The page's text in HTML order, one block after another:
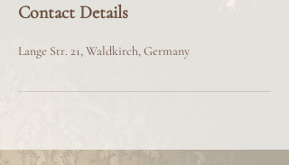
Contact Details
Lange Str. 21, Waldkirch, Germany